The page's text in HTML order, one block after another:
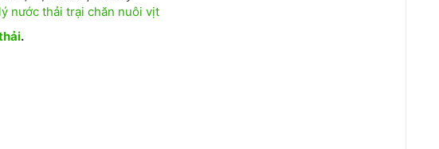
nước thải trại chăn nuôi vịt
.